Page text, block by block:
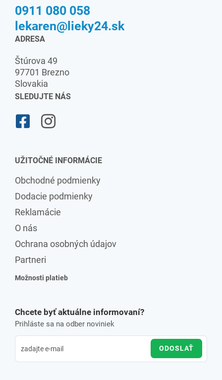
0911 080 058
lekaren@lieky24.sk
ADRESA
Štúrova 49
97701 Brezno
Slovakia
SLEDUJTE NÁS
UŽITOČNÉ INFORMÁCIE
Obchodné podmienky
Dodacie podmienky
Reklamácie
O nás
Ochrana osobných údajov
Partneri
Možnosti platieb
Chcete byť aktuálne informovaní?
Prihláste sa na odber noviniek
ODOSLAŤ